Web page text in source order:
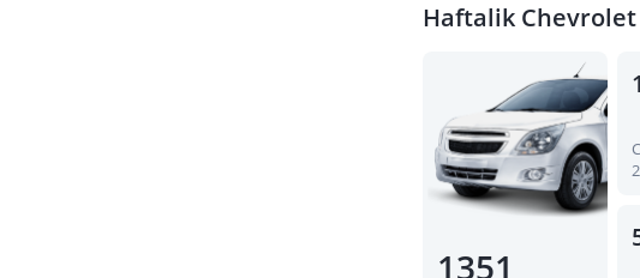
Haftalik
1351